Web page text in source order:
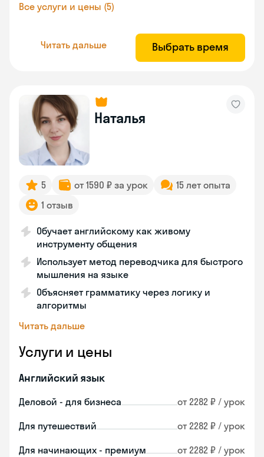
Все услуги и цены (5)
Читать дальше Выбрать время
Наталья
5 от 1590 ₽ за урок
15 лет опыта
1 отзыв
Обучает английскому как живому
инструменту общения
Использует метод переводчика для быстрого
мышления на языке
Объясняет грамматику через логику и
алгоритмы
Читать дальше
Услуги и цены
Английский язык
Деловой - для бизнеса от 2282 ₽ / урок
Для путешествий от 2282 ₽ / урок
Для начинающих - премиум от 2282 ₽ / урок